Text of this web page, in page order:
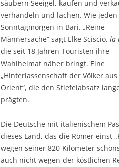
säubern Seeigel, kaufen und
verhandeln und lachen. Wie jeden
Sonntagmorgen in Bari. „Reine
Männersache“ sagt Elke Sciscio, la
die seit 18 Jahren Touristen ihre
Wahlheimat näher bringt. Eine
„Hinterlassenschaft der Völker
Orient“, die den Stiefelabsatz
prägten.
Die Deutsche mit italienischem
dieses Land, das die Römer einst
wegen seiner 820 Kilometer
auch nicht wegen der köstlichen